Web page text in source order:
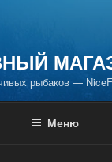
рыбаков —
Меню